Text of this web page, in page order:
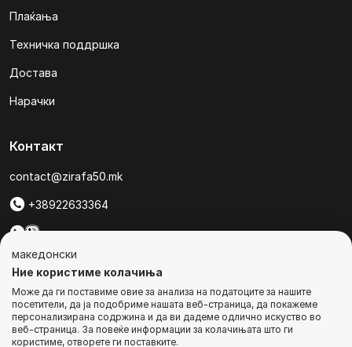
Плаќања
Техничка поддршка
Достава
Нарачки
Контакт
contact@zirafa50.mk
+38922633364
b2b@zirafa50.mk
Jадранска Магистрала 86, Skopje, North Macedonia
македонски
Ние користиме колачиња
Може да ги поставиме овие за анализа на податоците за нашите
посетители, да ја подобриме нашата веб-страница, да покажеме
персонализирана содржина и да ви дадеме одлично искуство во
веб-страница. За повеќе информации за колачињата што ги
користиме, отворете ги поставките.